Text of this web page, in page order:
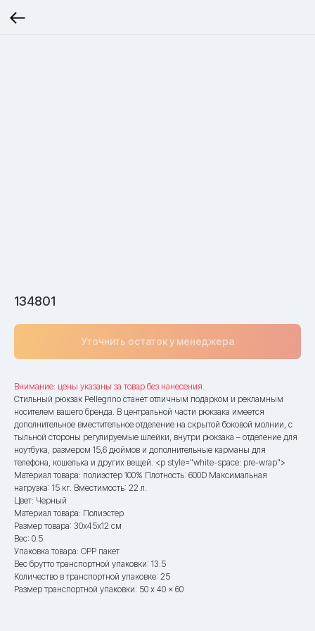
134801
Уточнить остаток у менеджера
Внимание: цены указаны за товар без нанесения.
Стильный рюкзак Pellegrino станет отличным подарком и рекламным
носителем вашего бренда. В центральной части рюкзака имеется
дополнительное вместительное отделение на скрытой боковой молнии, с
тыльной стороны регулируемые шлейки, внутри рюкзака – отделение для
ноутбука, размером 15,6 дюймов и дополнительные карманы для
телефона, кошелька и других вещей. <p style="white-space: pre-wrap">
Материал товара: полиэстер 100% Плотность: 600D Максимальная
нагрузка: 15 кг. Вместимость: 22 л.
Цвет: Черный
Материал товара: Полиэстер
Размер товара: 30х45х12 см
Вес: 0.5
Упаковка товара: OPP пакет
Вес брутто транспортной упаковки: 13.5
Количество в транспортной упаковке: 25
Размер транспортной упаковки: 50 x 40 x 60